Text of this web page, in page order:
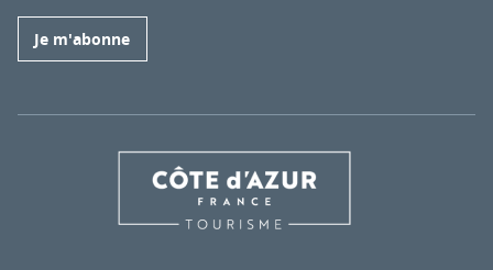
Je m'abonne